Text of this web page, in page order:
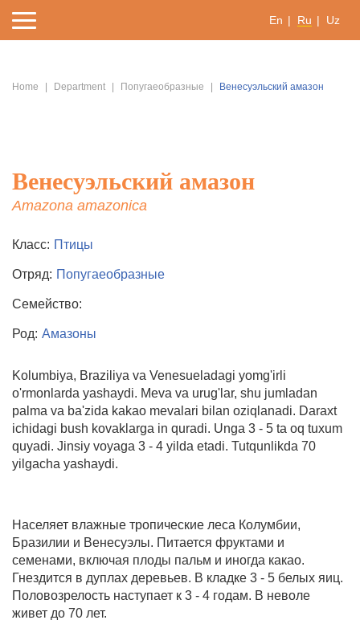
En Ru Uz
Home Department Попугаеобразные Венесуэльский амазон
Венесуэльский амазон
Amazona amazonica
Класс: Птицы
Отряд: Попугаеобразные
Семейство:
Род: Амазоны
Kolumbiya, Braziliya va Venesueladagi yomg'irli
o'rmonlarda yashaydi. Meva va urug'lar, shu jumladan
palma va ba'zida kakao mevalari bilan oziqlanadi. Daraxt
ichidagi bush kovaklarga in quradi. Unga 3 - 5 ta oq tuxum
quyadi. Jinsiy voyaga 3 - 4 yilda etadi. Tutqunlikda 70
yilgacha yashaydi.
Населяет влажные тропические леса Колумбии,
Бразилии и Венесуэлы. Питается фруктами и
семенами, включая плоды пальм и иногда какао.
Гнездится в дуплах деревьев. В кладке 3 - 5 белых яиц.
Половозрелость наступает к 3 - 4 годам. В неволе
живет до 70 лет.